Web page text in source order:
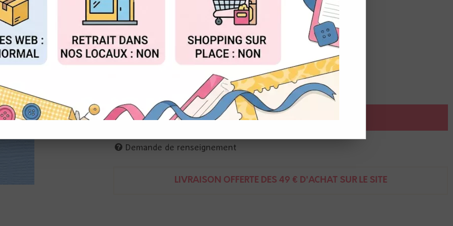
Réf. :BZZ_T7-7112
Cardstock Bazzill
30 x 30
Cardstock Bazzill
Demande de renseignement
LIVRAISON OFFERTE DÈS 49 € D'ACHAT SUR LE SITE
ACCEPTER TOUT